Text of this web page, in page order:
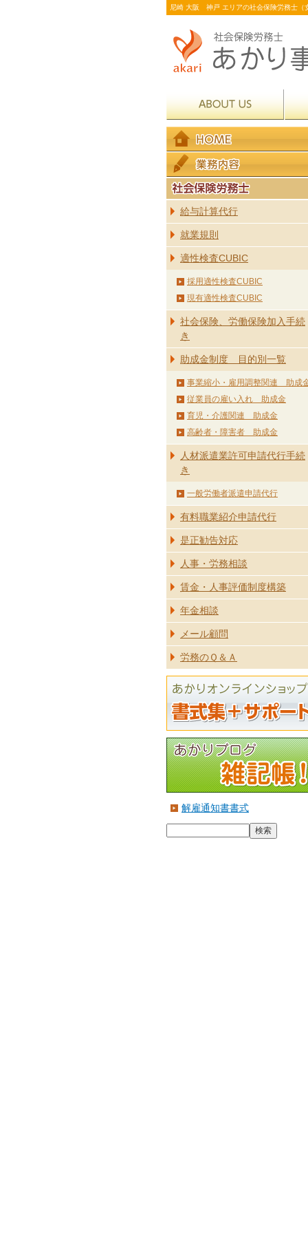
尼崎 大阪 神戸 エリアの社会保険労務士（
給与計算代行
就業規則
適性検査CUBIC
採用適性検査CUBIC
現有適性検査CUBIC
社会保険、労働保険加入手続
き
助成金制度 目的別一覧
事業縮小・雇用調整関連 助成
従業員の雇い入れ 助成金
育児・介護関連 助成金
高齢者・障害者 助成金
人材派遣業許可申請代行手続
き
一般労働者派遣申請代行
有料職業紹介申請代行
是正勧告対応
人事・労務相談
賃金・人事評価制度構築
年金相談
メール顧問
労務のＱ＆Ａ
解雇通知書書式